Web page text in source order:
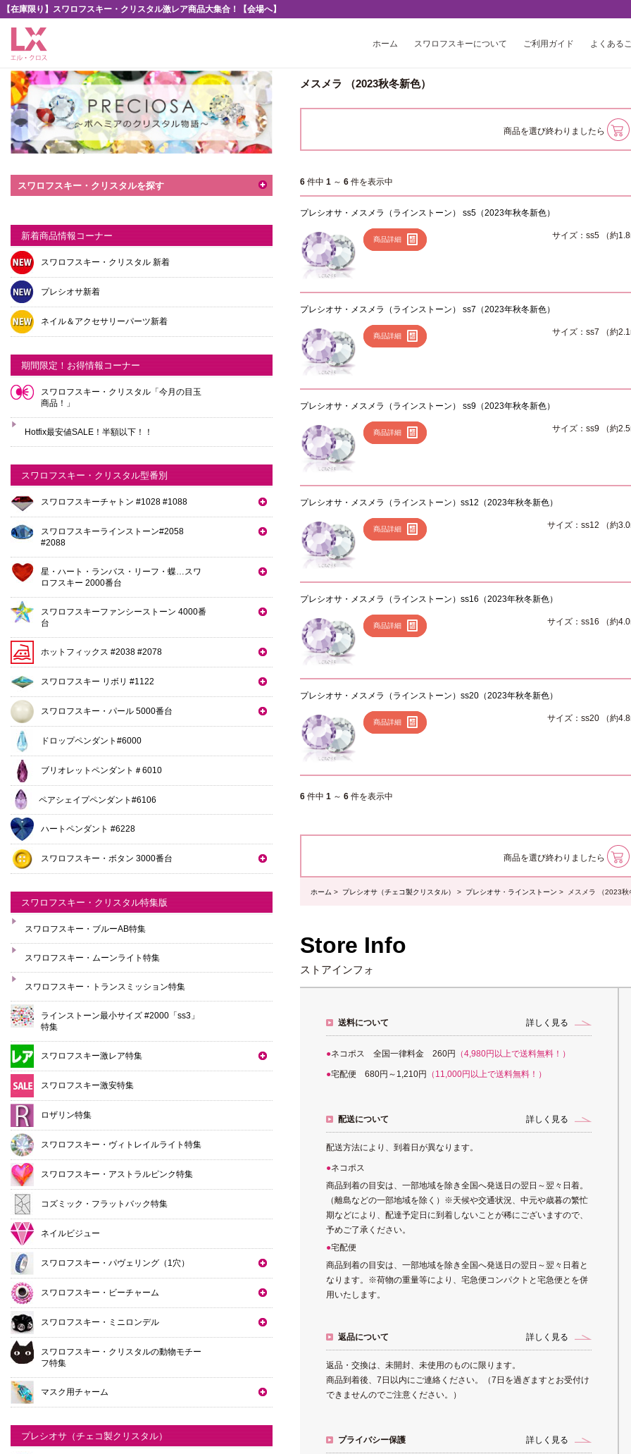
【在庫限り】スワロフスキー・クリスタル激レア商品大集合！【会場へ】
ホーム スワロフスキーについて ご利用ガイド よくある
メスメラ （2023秋冬新色）
商品を選び終わりましたら
6 件中1 ～6 件を表示中
プレシオサ・メスメラ（ラインストーン） ss5（2023年秋冬新色）
商品詳細 サイズ：ss5 （約
プレシオサ・メスメラ（ラインストーン） ss7（2023年秋冬新色）
商品詳細 サイズ：ss7 （約
プレシオサ・メスメラ（ラインストーン） ss9（2023年秋冬新色）
商品詳細 サイズ：ss9 （約
プレシオサ・メスメラ（ラインストーン）ss12（2023年秋冬新色）
商品詳細 サイズ：ss12 （約
プレシオサ・メスメラ（ラインストーン）ss16（2023年秋冬新色）
商品詳細 サイズ：ss16 （約
プレシオサ・メスメラ（ラインストーン）ss20（2023年秋冬新色）
商品詳細 サイズ：ss20 （約
6 件中1 ～6 件を表示中
商品を選び終わりましたら
ホーム > プレシオサ（チェコ製クリスタル） > プレシオサ・ラインストーン > メスメラ （2023秋
Store Info
ストアインフォ
送料について 詳しく見る
ネコポス 全国一律料金 260円 （4,980円以上で送料無料！）
宅配便 680円～1,210円 （11,000円以上で送料無料！）
配送について 詳しく見る
配送方法により、到着日が異なります。
ネコポス
商品到着の目安は、一部地域を除き全国へ発送日の翌日～翌々日着。
（離島などの一部地域を除く）※天候や交通状況、中元や歳暮の繁忙
期などにより、配達予定日に到着しないことが稀にございますので、
予めご了承ください。
宅配便
商品到着の目安は、一部地域を除き全国へ発送日の翌日～翌々日着と
なります。※荷物の重量等により、宅急便コンパクトと宅急便とを併
用いたします。
返品について 詳しく見る
返品・交換は、未開封、未使用のものに限ります。
商品到着後、7日以内にご連絡ください。（7日を過ぎますとお受付け
できませんのでご注意ください。）
プライバシー保護 詳しく見る
スワロフスキー・クリスタルを探す
新着商品情報コーナー
スワロフスキー・クリスタル 新着
プレシオサ新着
ネイル＆アクセサリーパーツ新着
期間限定！お得情報コーナー
スワロフスキー・クリスタル「今月の目玉
商品！」
Hotfix最安値SALE！半額以下！！
スワロフスキー・クリスタル型番別
スワロフスキーチャトン #1028 #1088
スワロフスキーラインストーン#2058
#2088
星・ハート・ランバス・リーフ・蝶…スワ
ロフスキー 2000番台
スワロフスキーファンシーストーン 4000番
台
ホットフィックス #2038 #2078
スワロフスキー リボリ #1122
スワロフスキー・パール 5000番台
ドロップペンダント#6000
ブリオレットペンダント＃6010
ペアシェイプペンダント#6106
ハートペンダント #6228
スワロフスキー・ボタン 3000番台
スワロフスキー・クリスタル特集版
スワロフスキー・ブルーAB特集
スワロフスキー・ムーンライト特集
スワロフスキー・トランスミッション特集
ラインストーン最小サイズ #2000「ss3」
特集
スワロフスキー激レア特集
スワロフスキー激安特集
ロザリン特集
スワロフスキー・ヴィトレイルライト特集
スワロフスキー・アストラルピンク特集
コズミック・フラットバック特集
ネイルビジュー
スワロフスキー・パヴェリング（1穴）
スワロフスキー・ビーチャーム
スワロフスキー・ミニロンデル
スワロフスキー・クリスタルの動物モチー
フ特集
マスク用チャーム
プレシオサ（チェコ製クリスタル）